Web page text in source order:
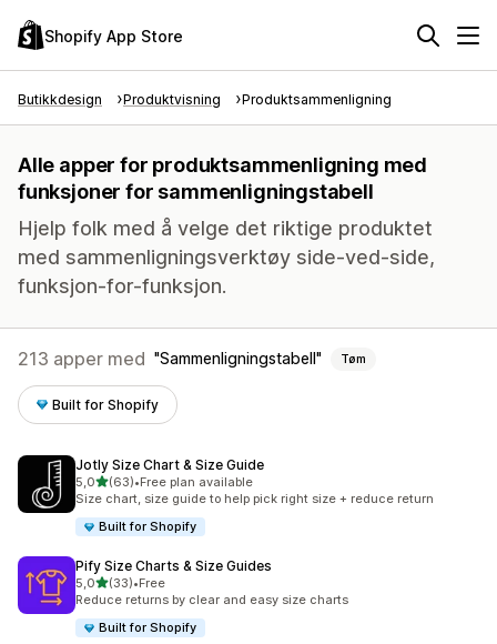
Shopify App Store
Butikkdesign Produktvisning Produktsammenligning
Alle apper for produktsammenligning med
funksjoner for sammenligningstabell
Hjelp folk med å velge det riktige produktet
med sammenligningsverktøy side-ved-side,
funksjon-for-funksjon.
213 apper med Sammenligningstabell Tøm
Built for Shopify
Jotly Size Chart & Size Guide
5,0av 5 stjerner
(63)
Totalt 63 omtaler
•Free plan available
Size chart, size guide to help pick right size + reduce return
Built for Shopify
Pify Size Charts & Size Guides
5,0av 5 stjerner
(33)
Totalt 33 omtaler
•Free
Reduce returns by clear and easy size charts
Built for Shopify